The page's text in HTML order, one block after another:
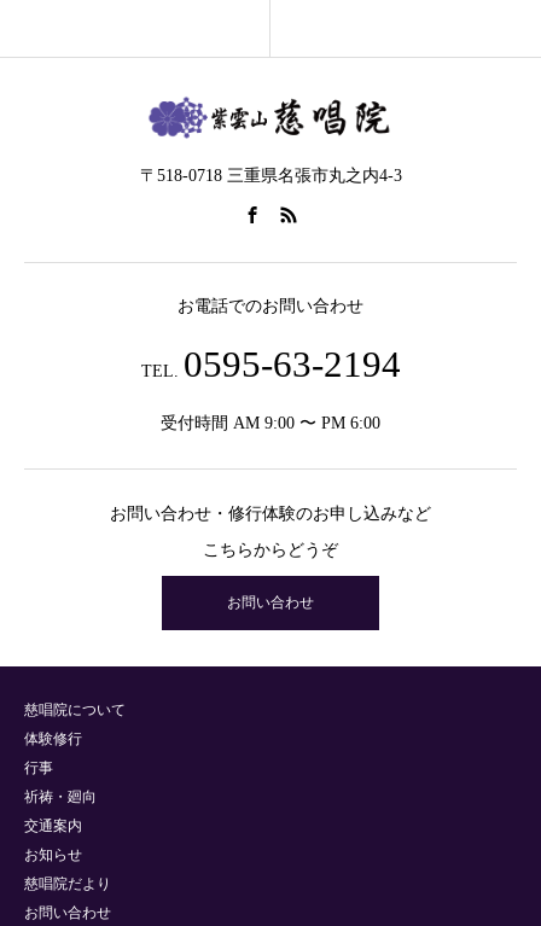
〒518-0718 三重県名張市丸之内4-3
お電話でのお問い合わせ
TEL. 0595-63-2194
受付時間 AM 9:00 〜 PM 6:00
お問い合わせ・修行体験のお申し込みなど
こちらからどうぞ
お問い合わせ
慈唱院について
体験修行
行事
祈祷・廻向
交通案内
お知らせ
慈唱院だより
お問い合わせ